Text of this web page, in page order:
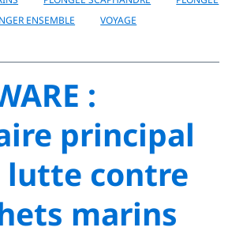
ENSEMBLE VOYAGE
:
principal
lutte contre
marins